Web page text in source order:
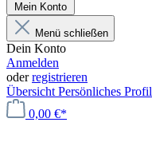
Mein Konto
Menü schließen
Dein Konto
Anmelden
oderregistrieren
Übersicht Persönliches Profil
0,00 €*